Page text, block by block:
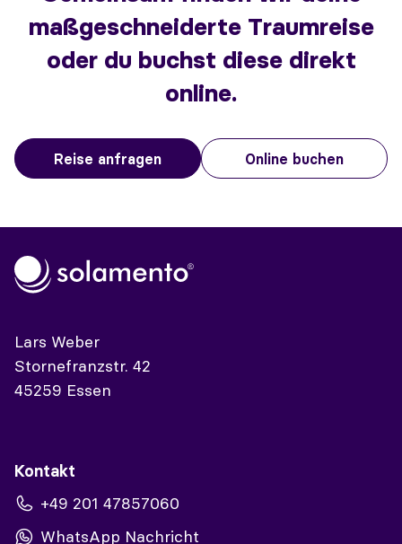
maßgeschneiderte Traumreise
oder du buchst diese direkt
online.
Reise anfragen Online buchen
Lars Weber
Stornefranzstr. 42
45259 Essen
Kontakt
+49 201 47857060
WhatsApp Nachricht